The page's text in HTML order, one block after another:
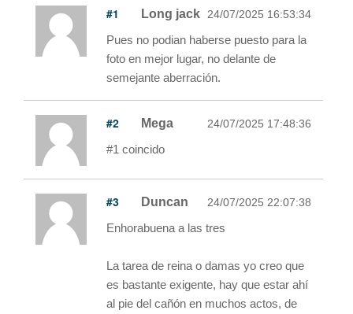
#1 Long jack 24/07/2025 16:53:34
Pues no podian haberse puesto para la
foto en mejor lugar, no delante de
semejante aberración.
#2 Mega 24/07/2025 17:48:36
#1 coincido
#3 Duncan 24/07/2025 22:07:38
Enhorabuena a las tres
La tarea de reina o damas yo creo que
es bastante exigente, hay que estar ahí
al pie del cañón en muchos actos, de